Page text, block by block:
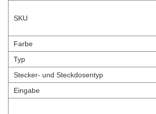
SKU
Farbe
Typ
Stecker- und Steckdosentyp
Eingabe